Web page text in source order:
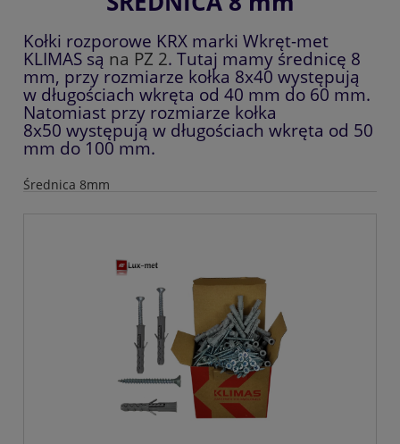
Kołki rozporowe KRX marki Wkręt-met
KLIMAS są na PZ 2. Tutaj mamy średnicę 8
mm, przy rozmiarze kołka 8x40 występują
w długościach wkręta od 40 mm do 60 mm.
Natomiast przy rozmiarze kołka
8x50 występują w długościach wkręta od 50
mm do 100 mm.
Średnica 8mm